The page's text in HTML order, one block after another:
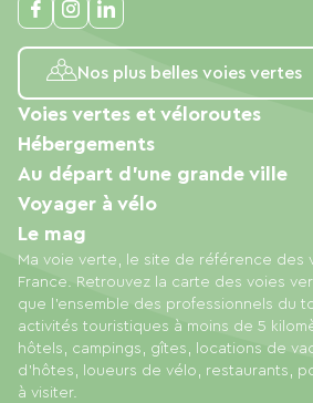
Nos plus belles voies vertes
Ma voie verte, le site de référence des
France. Retrouvez la carte des voies
que l'ensemble des professionnels du
activités touristiques à moins de 5
hôtels, campings, gîtes, locations de
d'hôtes, loueurs de vélo, restaurants,
à visiter.
Voies vertes et véloroutes
Hébergements
Au départ d'une grande ville
Voyager à vélo
Le mag